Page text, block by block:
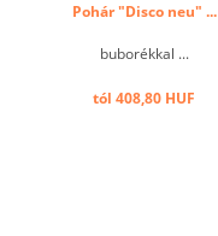
Pohár "Disco neu" ...
buborékkal ...
tól 408,80 HUF